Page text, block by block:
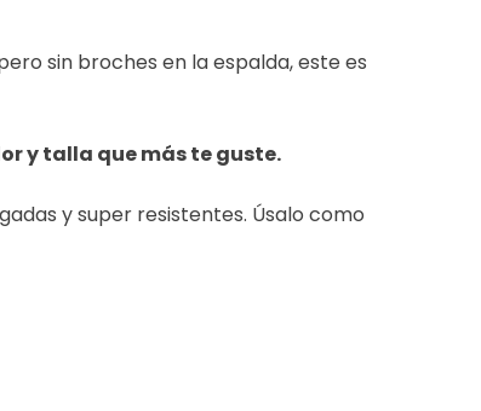
sin broches en la espalda, este es
y talla que más te guste.
y super resistentes. Úsalo como